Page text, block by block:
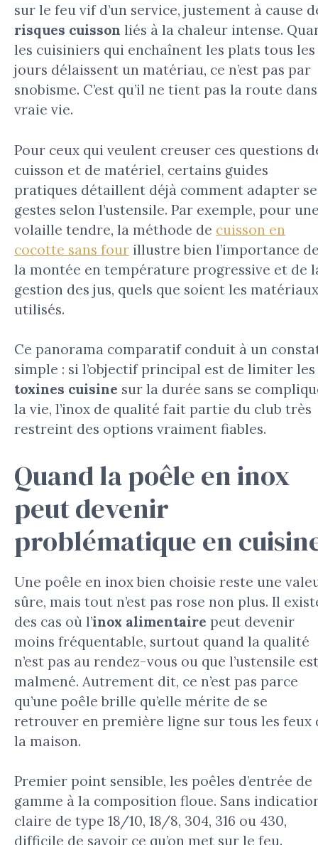
sur le feu vif d’un service, justement à cause
risques cuisson liés à la chaleur intense.
les cuisiniers qui enchaînent les plats tous les
jours délaissent un matériau, ce n’est pas par
snobisme. C’est qu’il ne tient pas la route
vraie vie.
Pour ceux qui veulent creuser ces questions
cuisson et de matériel, certains guides
pratiques détaillent déjà comment adapter
gestes selon l’ustensile. Par exemple, pour
volaille tendre, la méthode de cuisson en
cocotte sans four illustre bien l’importance
la montée en température progressive et de
gestion des jus, quels que soient les matériaux
utilisés.
Ce panorama comparatif conduit à un
simple : si l’objectif principal est de limiter les
toxines cuisine sur la durée sans se
la vie, l’inox de qualité fait partie du club très
restreint des options vraiment fiables.
Quand la poêle en inox
peut devenir
problématique en
Une poêle en inox bien choisie reste une
sûre, mais tout n’est pas rose non plus. Il
des cas où l’inox alimentaire peut devenir
moins fréquentable, surtout quand la qualité
n’est pas au rendez-vous ou que l’ustensile est
malmené. Autrement dit, ce n’est pas parce
qu’une poêle brille qu’elle mérite de se
retrouver en première ligne sur tous les feux
la maison.
Premier point sensible, les poêles d’entrée de
gamme à la composition floue. Sans
claire de type 18/10, 18/8, 304, 316 ou 430,
difficile de savoir ce qu’on met sur le feu.